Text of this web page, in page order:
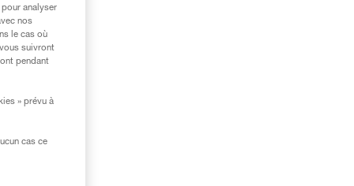
analyser
nos
le cas où
suivront
pendant
» prévu à
cas ce